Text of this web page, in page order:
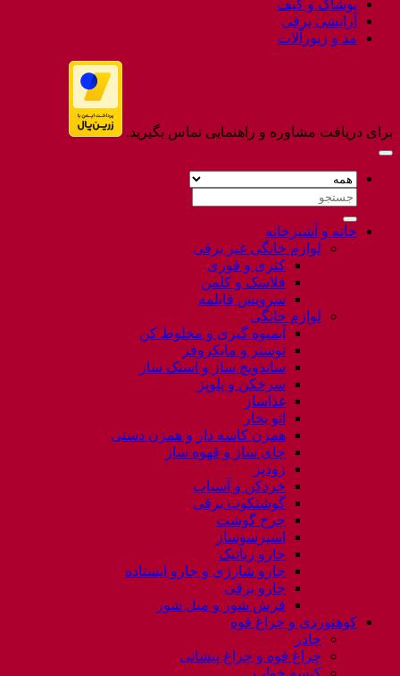
پوشاک و کیف
آرایشی برقی
مد و زیورآلات
برای دریافت مشاوره و راهنمایی تماس بگیرید.
جستجو
خانه و آشپزخانه
لوازم خانگی غیر برقی
کتری و قوری
فلاسک و کلمن
سرویس قابلمه
لوازم خانگی
آبمیوه گیری و مخلوط کن
توستر و مایکروفر
ساندویچ ساز و اسنک ساز
سرخکن و پلوپز
غذاساز
اتو بخار
همزن کاسه دار و همزن دستی
چای ساز و قهوه ساز
زودپز
خردکن و آسیاب
گوشتکوب برقی
چرخ گوشت
اسپرسوساز
جارو رباتیک
جارو شارژی و جارو ایستاده
جارو برقی
فرش شور و مبل شور
کوهنوردی و چراغ قوه
چادر
چراغ قوه و چراغ پیشانی
کیسه خواب